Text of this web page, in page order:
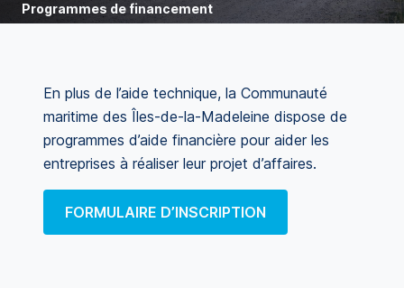
Programmes de financement
En plus de l’aide technique, la Communauté
maritime des Îles-de-la-Madeleine dispose de
programmes d’aide financière pour aider les
entreprises à réaliser leur projet d’affaires.
FORMULAIRE D’INSCRIPTION